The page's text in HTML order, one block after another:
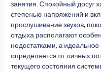
занятия. Спокойный досуг
степенью напряжений и
прослушивание звуков,
отдыха располагают
недостатками, а
определяется от личных
текущего состояния